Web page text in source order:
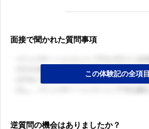
面接で聞かれた質問事項
逆質問の機会はありましたか？